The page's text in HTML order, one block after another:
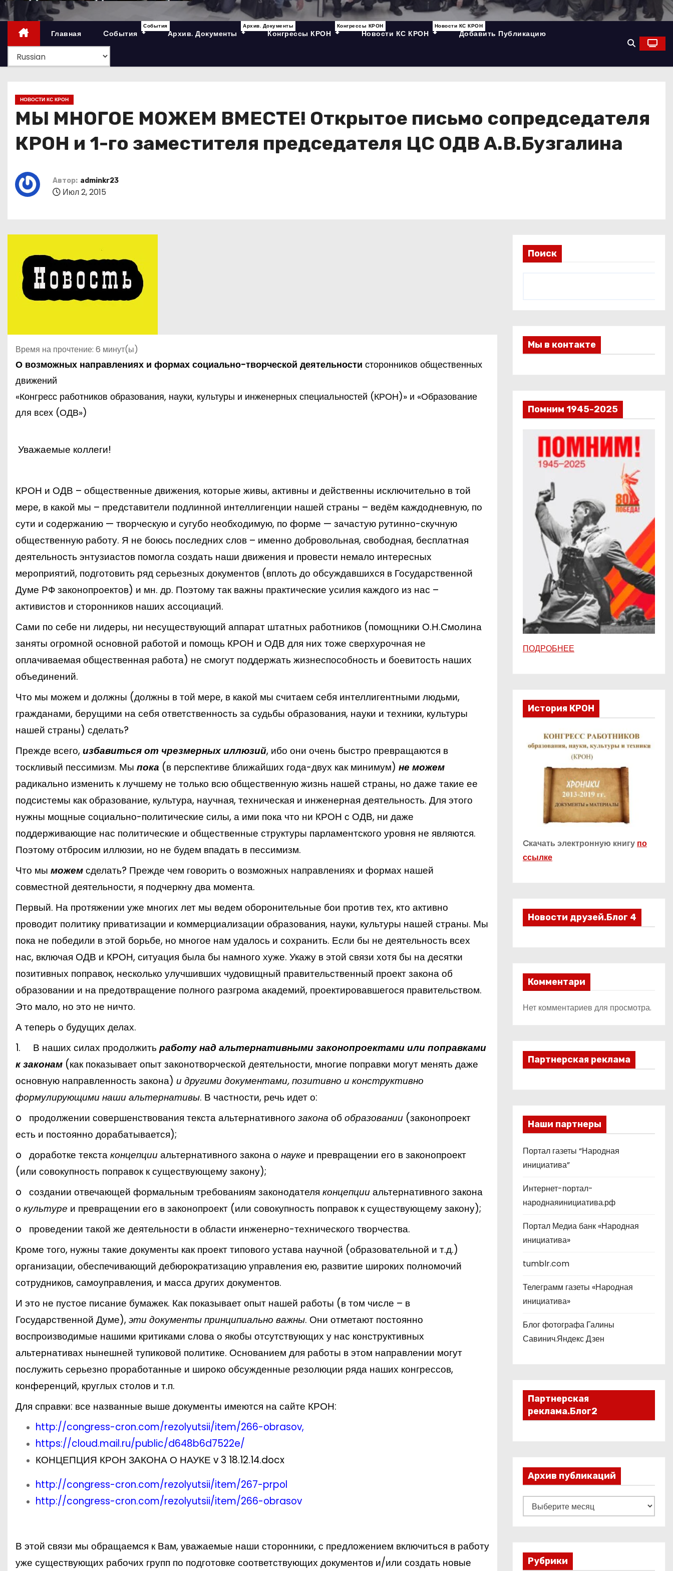
м
Главная Cобытия
События
Архив. Документы
Архив. Документы
Конгрессы КРОН
Конгрессы КРОН
Новости КС КРОН
Новости КС КРОН
Добавить Публикацию
НОВОСТИ КС КРОН
МЫ МНОГОЕ МОЖЕМ ВМЕСТЕ! Открытое письмо сопредседателя
КРОН и 1-го заместителя председателя ЦС ОДВ А.В.Бузгалина
Автор: adminkr23
Июл 2, 2015
Время на прочтение: 6 минут(ы)
О возможных направлениях и формах социально-творческой деятельности сторонников общественных
движений
«Конгресс работников образования, науки, культуры и инженерных специальностей (КРОН)» и «Образование
для всех (ОДВ»)
Уважаемые коллеги!
КРОН и ОДВ – общественные движения, которые живы, активны и действенны исключительно в той
мере, в какой мы – представители подлинной интеллигенции нашей страны – ведём каждодневную, по
сути и содержанию — творческую и сугубо необходимую, по форме — зачастую рутинно-скучную
общественную работу. Я не боюсь последних слов – именно добровольная, свободная, бесплатная
деятельность энтузиастов помогла создать наши движения и провести немало интересных
мероприятий, подготовить ряд серьезных документов (вплоть до обсуждавшихся в Государственной
Думе РФ законопроектов) и мн. др. Поэтому так важны практические усилия каждого из нас –
активистов и сторонников наших ассоциаций.
Сами по себе ни лидеры, ни несуществующий аппарат штатных работников (помощники О.Н.Смолина
заняты огромной основной работой и помощь КРОН и ОДВ для них тоже сверхурочная не
оплачиваемая общественная работа) не смогут поддержать жизнеспособность и боевитость наших
объединений.
Что мы можем и должны (должны в той мере, в какой мы считаем себя интеллигентными людьми,
гражданами, берущими на себя ответственность за судьбы образования, науки и техники, культуры
нашей страны) сделать?
Прежде всего, избавиться от чрезмерных иллюзий, ибо они очень быстро превращаются в
тоскливый пессимизм. Мы пока (в перспективе ближайших года-двух как минимум) не можем
радикально изменить к лучшему не только всю общественную жизнь нашей страны, но даже такие ее
подсистемы как образование, культура, научная, техническая и инженерная деятельность. Для этого
нужны мощные социально-политические силы, а ими пока что ни КРОН с ОДВ, ни даже
поддерживающие нас политические и общественные структуры парламентского уровня не являются.
Поэтому отбросим иллюзии, но не будем впадать в пессимизм.
Что мы можемсделать? Прежде чем говорить о возможных направлениях и формах нашей
совместной деятельности, я подчеркну два момента.
Первый. На протяжении уже многих лет мы ведем оборонительные бои против тех, кто активно
проводит политику приватизации и коммерциализации образования, науки, культуры нашей страны. Мы
пока не победили в этой борьбе, но многое нам удалось и сохранить. Если бы не деятельность всех
нас, включая ОДВ и КРОН, ситуация была бы намного хуже. Укажу в этой связи хотя бы на десятки
позитивных поправок, несколько улучшивших чудовищный правительственный проект закона об
образовании и на предотвращение полного разгрома академий, проектировавшегося правительством.
Это мало, но это не ничто.
А теперь о будущих делах.
1. В наших силах продолжить работу над альтернативными законопроектами или поправками
к законам (как показывает опыт законотворческой деятельности, многие поправки могут менять даже
основную направленность закона) и другими документами, позитивно и конструктивно
формулирующими наши альтернативы. В частности, речь идет о:
o продолжении совершенствования текста альтернативного закона об образовании (законопроект
есть и постоянно дорабатывается);
o доработке текстаконцепции альтернативного закона о науке и превращении его в законопроект
(или совокупность поправок к существующему закону);
o создании отвечающей формальным требованиям законодателя концепции альтернативного закона
о культуре и превращении его в законопроект (или совокупность поправок к существующему закону);
o проведении такой же деятельности в области инженерно-технического творчества.
Кроме того, нужны такие документы как проект типового устава научной (образовательной и т.д.)
организации, обеспечивающий дебюрократизацию управления ею, развитие широких полномочий
сотрудников, самоуправления, и масса других документов.
И это не пустое писание бумажек. Как показывает опыт нашей работы (в том числе – в
Государственной Думе), эти документы принципиально важны. Они отметают постоянно
воспроизводимые нашими критиками слова о якобы отсутствующих у нас конструктивных
альтернативах нынешней тупиковой политике. Основанием для работы в этом направлении могут
послужить серьезно проработанные и широко обсужденные резолюции ряда наших конгрессов,
конференций, круглых столов и т.п.
Для справки: все названные выше документы имеются на сайте КРОН:
http://congress-cron.com/rezolyutsii/item/266-obrasov,
https://cloud.mail.ru/public/d648b6d7522e/
КОНЦЕПЦИЯ КРОН ЗАКОНА О НАУКЕ v 3 18.12.14.docx
http://congress-cron.com/rezolyutsii/item/267-prpol
http://congress-cron.com/rezolyutsii/item/266-obrasov
В этой связи мы обращаемся к Вам, уважаемые наши сторонники, с предложением включиться в работу
уже существующих рабочих групп по подготовке соответствующих документов и/или создать новые
Поиск
Мы в контакте
Помним 1945-2025
ПОДРОБНЕЕ
История КРОН
Cкачать электронную книгу по
ссылке
Новости друзей.Блог 4
Комментари
Нет комментариев для просмотра.
Партнерская реклама
Наши партнеры
Портал газеты “Народная
инициатива”
Интернет-портал-
народнаяинициатива.рф
Портал Медиа банк «Народная
инициатива»
tumblr.com
Телеграмм газеты «Народная
инициатива»
Блог фотографа Галины
Савинич.Яндекс Дзен
Партнерская
реклама.Блог2
Архив публикаций
р
Рубрики